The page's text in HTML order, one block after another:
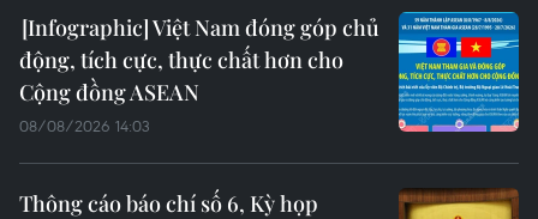
Việt Nam đóng góp chủ
động, tích cực, thực chất hơn cho
Cộng đồng ASEAN
08/08/2026 14:03
Thông cáo báo chí số 6, Kỳ họp